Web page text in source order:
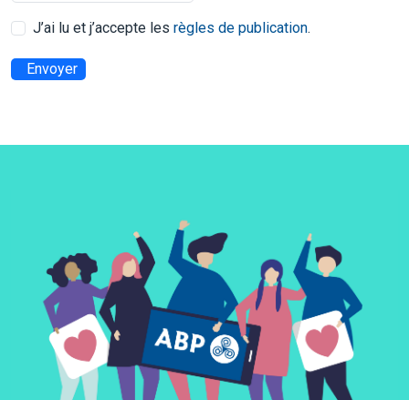
J’ai lu et j’accepte les règles de publication.
Envoyer